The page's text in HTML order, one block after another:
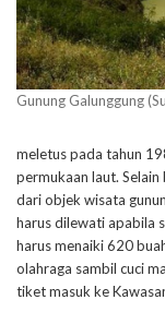
Gunung Galunggung
meletus pada tahun
permukaan laut.
dari objek wisata
harus dilewati apabila
harus menaiki 620
olahraga sambil cuci
tiket masuk ke